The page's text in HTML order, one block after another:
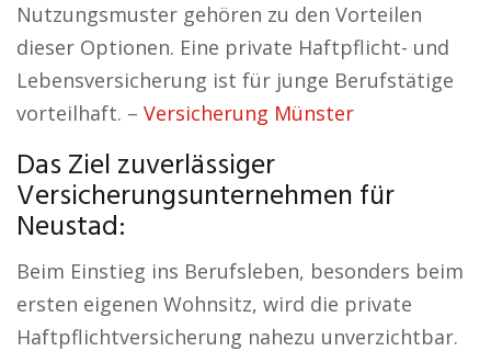
Nutzungsmuster gehören zu den Vorteilen
dieser Optionen. Eine private Haftpflicht- und
Lebensversicherung ist für junge Berufstätige
vorteilhaft. – Versicherung Münster
Das Ziel zuverlässiger
Versicherungsunternehmen für
Neustad:
Beim Einstieg ins Berufsleben, besonders beim
ersten eigenen Wohnsitz, wird die private
Haftpflichtversicherung nahezu unverzichtbar.